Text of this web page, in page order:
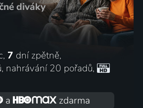
diváky
7 dní zpětně,
, nahrávání 20 pořadů,
a zdarma